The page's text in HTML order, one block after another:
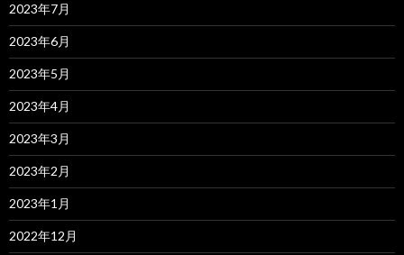
2023年7月
2023年6月
2023年5月
2023年4月
2023年3月
2023年2月
2023年1月
2022年12月